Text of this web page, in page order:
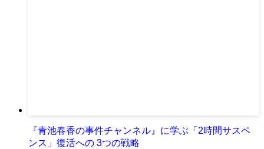
『青池春香の事件チャンネル』に学ぶ「2時間サスペ
ンス」復活への 3つの戦略